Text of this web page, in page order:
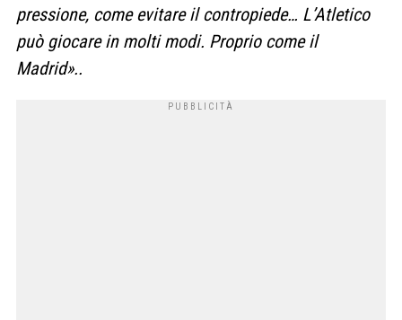
pressione, come evitare il contropiede… L’Atletico
può giocare in molti modi. Proprio come il
Madrid»..